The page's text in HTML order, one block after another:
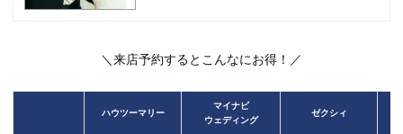
＼来店予約するとこんなにお得！／
ハウツーマリー
マイナビ
ウェディング
ゼクシィ